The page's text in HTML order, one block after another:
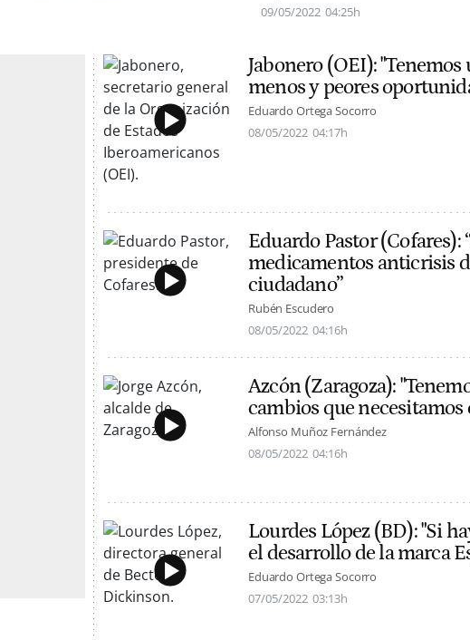
09/05/2022 04:25h
Jabonero (OEI):
menos y peores
Eduardo Ortega Socorro
08/05/2022 04:17h
Eduardo Pastor (Cofares):
medicamentos anticrisis
ciudadano”
Rubén Escudero
08/05/2022 04:16h
Azcón (Zaragoza):
cambios que necesitamos
Alfonso Muñoz Fernández
08/05/2022 04:16h
Lourdes López (BD): "Si
el desarrollo de la marca
Eduardo Ortega Socorro
07/05/2022 03:13h